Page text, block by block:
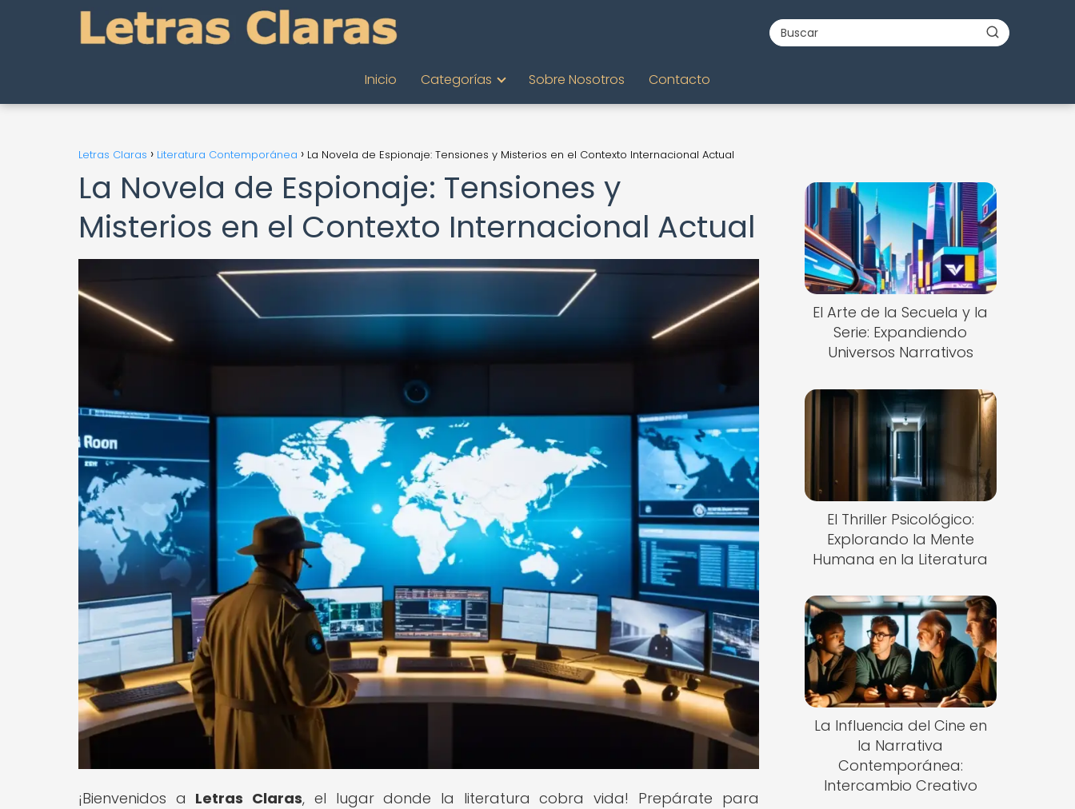
Inicio Categorías Sobre Nosotros Contacto
Letras Claras Literatura Contemporánea La Novela de Espionaje: Tensiones y Misterios en el Contexto Internacional Actual
La Novela de Espionaje: Tensiones y
Misterios en el Contexto Internacional Actual
¡Bienvenidos a Letras Claras, el lugar donde la literatura cobra vida! Prepárate para
El Arte de la Secuela y la
Serie: Expandiendo
Universos Narrativos
El Thriller Psicológico:
Explorando la Mente
Humana en la Literatura
La Influencia del Cine en
la Narrativa
Contemporánea:
Intercambio Creativo